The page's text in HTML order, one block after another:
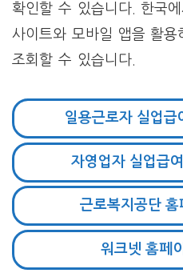
확인할 수 있습니다. 한국
사이트와 모바일 앱을 활
조회할 수 있습니다.
일용근로자 실업급
자영업자 실업급
근로복지공단 홈
워크넷 홈페